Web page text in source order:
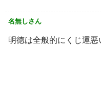
名無しさん
明徳は全般的にくじ運